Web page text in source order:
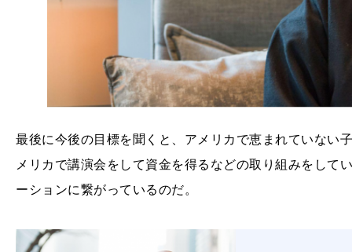
最後に今後の目標を聞くと、アメリカで恵まれていない
メリカで講演会をして資金を得るなどの取り組みをして
ーションに繋がっているのだ。